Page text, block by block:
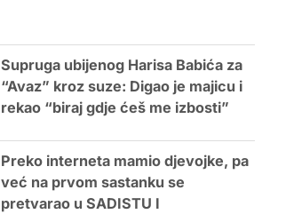
Supruga ubijenog Harisa Babića za
“Avaz” kroz suze: Digao je majicu i
rekao “biraj gdje ćeš me izbosti”
Preko interneta mamio djevojke, pa
već na prvom sastanku se
pretvarao u SADISTU I